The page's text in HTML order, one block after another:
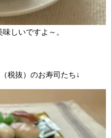
しいですよ～。
税抜）のお寿司たち↓